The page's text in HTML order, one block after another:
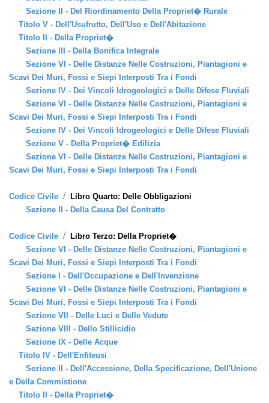
Sezione II - Del Riordinamento Della Propriet� Rurale
Titolo V - Dell'Usufrutto, Dell'Uso e Dell'Abitazione
Titolo II - Della Propriet�
Sezione III - Della Bonifica Integrale
Sezione VI - Delle Distanze Nelle Costruzioni, Piantagioni e
Scavi Dei Muri, Fossi e Siepi Interposti Tra i Fondi
Sezione IV - Dei Vincoli Idrogeologici e Delle Difese Fluviali
Sezione VI - Delle Distanze Nelle Costruzioni, Piantagioni e
Scavi Dei Muri, Fossi e Siepi Interposti Tra i Fondi
Sezione IV - Dei Vincoli Idrogeologici e Delle Difese Fluviali
Sezione V - Della Propriet� Edilizia
Sezione VI - Delle Distanze Nelle Costruzioni, Piantagioni e
Scavi Dei Muri, Fossi e Siepi Interposti Tra i Fondi
Codice Civile / Libro Quarto: Delle Obbligazioni
Sezione II - Della Causa Del Contratto
Codice Civile / Libro Terzo: Della Propriet�
Sezione VI - Delle Distanze Nelle Costruzioni, Piantagioni e
Scavi Dei Muri, Fossi e Siepi Interposti Tra i Fondi
Sezione I - Dell'Occupazione e Dell'Invenzione
Sezione VI - Delle Distanze Nelle Costruzioni, Piantagioni e
Scavi Dei Muri, Fossi e Siepi Interposti Tra i Fondi
Sezione VII - Delle Luci e Delle Vedute
Sezione VIII - Dello Stillicidio
Sezione IX - Delle Acque
Titolo IV - Dell'Enfiteusi
Sezione II - Dell'Accessione, Della Specificazione, Dell'Unione
e Della Commistione
Titolo II - Della Propriet�